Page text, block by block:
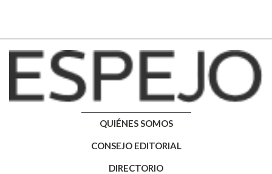
QUIÉNES SOMOS
CONSEJO EDITORIAL
DIRECTORIO